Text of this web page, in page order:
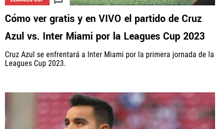
Cómo ver gratis y en VIVO el partido de Cruz
Azul vs. Inter Miami por la Leagues Cup 2023
Cruz Azul se enfrentará a Inter Miami por la primera jornada de la
Leagues Cup 2023.